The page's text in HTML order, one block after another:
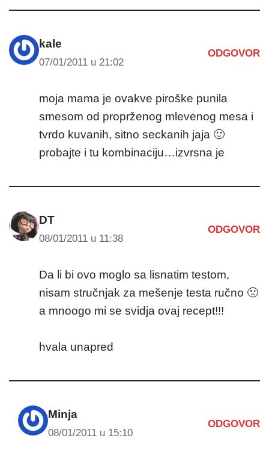
kale
07/01/2011 u 21:02
ODGOVOR
moja mama je ovakve piroške punila
smesom od proprženog mlevenog mesa i
tvrdo kuvanih, sitno seckanih jaja 🙂
probajte i tu kombinaciju…izvrsna je
DT
08/01/2011 u 11:38
ODGOVOR
Da li bi ovo moglo sa lisnatim testom,
nisam stručnjak za mešenje testa ručno 🙁
a mnoogo mi se svidja ovaj recept!!!
hvala unapred
Minja
08/01/2011 u 15:10
ODGOVOR